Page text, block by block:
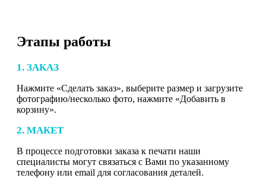
Этапы работы
1. ЗАКАЗ
Нажмите «Сделать заказ», выберите размер и загрузите
фотографию/несколько фото, нажмите «Добавить в
корзину».
2. МАКЕТ
В процессе подготовки заказа к печати наши
специалисты могут связаться с Вами по указанному
телефону или email для согласования деталей.